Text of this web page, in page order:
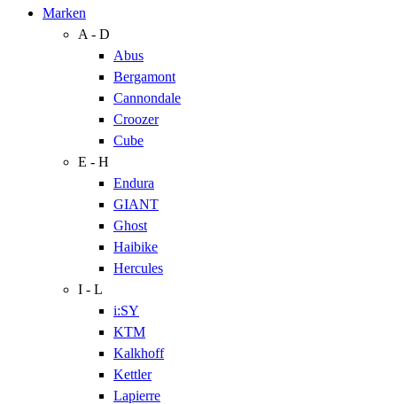
Marken
A - D
Abus
Bergamont
Cannondale
Croozer
Cube
E - H
Endura
GIANT
Ghost
Haibike
Hercules
I - L
i:SY
KTM
Kalkhoff
Kettler
Lapierre